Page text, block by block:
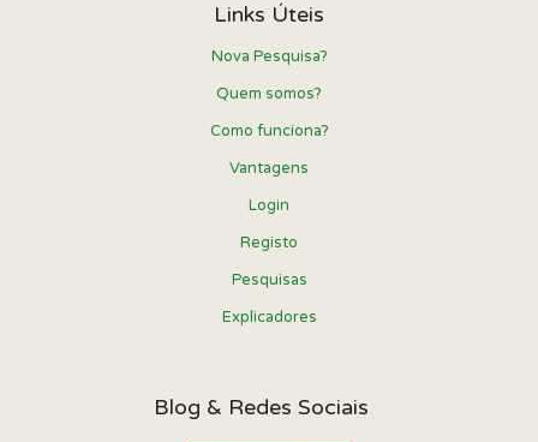
Links Úteis
Nova Pesquisa?
Quem somos?
Como funciona?
Vantagens
Login
Registo
Pesquisas
Explicadores
Blog & Redes Sociais